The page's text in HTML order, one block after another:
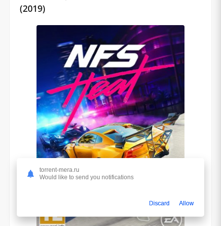
(2019)
torrent-mera.ru
Would like to send you notifications
Discard Allow